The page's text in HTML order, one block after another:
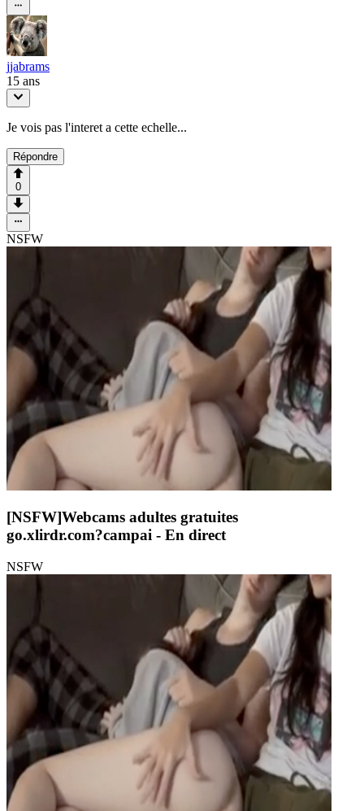
jjabrams
15 ans
Je vois pas l'interet a cette echelle...
Répondre
0
NSFW
[NSFW]Webcams adultes gratuites
go.xlirdr.com?campai - En direct
NSFW